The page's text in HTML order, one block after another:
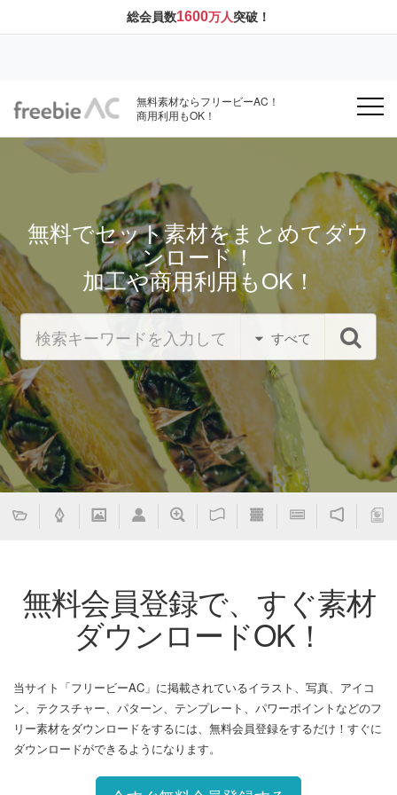
総会員数1600万人突破！
無料素材ならフリービーAC！
商用利用もOK！
無料でセット素材をまとめてダウ
ンロード！
加工や商用利用もOK！
すべて
無料会員登録で、すぐ素材
ダウンロードOK！
当サイト「フリービーAC」に掲載されているイラスト、写真、アイコ
ン、テクスチャー、パターン、テンプレート、パワーポイントなどのフ
リー素材をダウンロードをするには、無料会員登録をするだけ！すぐに
ダウンロードができるようになります。